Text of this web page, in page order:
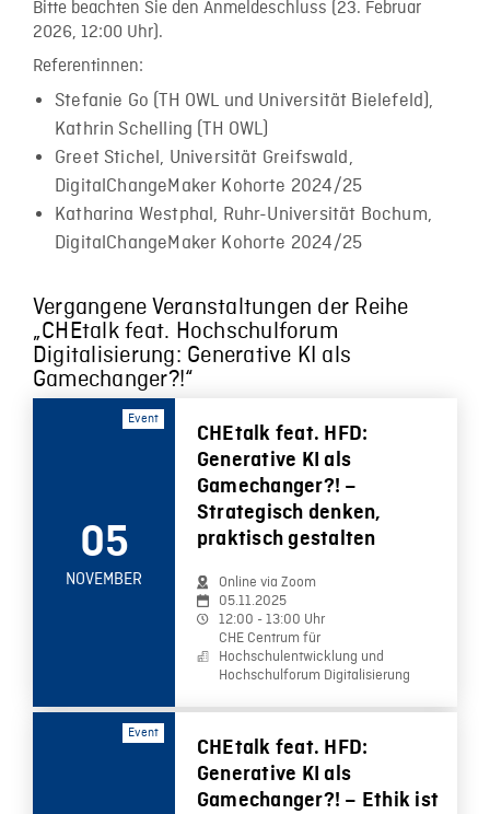
Bitte beachten Sie den Anmeldeschluss (23. Februar
2026, 12:00 Uhr).
Referentinnen:
Stefanie Go (TH OWL und Universität Bielefeld),
Kathrin Schelling (TH OWL)
Greet Stichel, Universität Greifswald,
DigitalChangeMaker Kohorte 2024/25
Katharina Westphal, Ruhr-Universität Bochum,
DigitalChangeMaker Kohorte 2024/25
Vergangene Veranstaltungen der Reihe
„CHEtalk feat. Hochschulforum
Digitalisierung: Generative KI als
Gamechanger?!“
Event
05
NOVEMBER
CHEtalk feat. HFD:
Generative KI als
Gamechanger?! –
Strategisch denken,
praktisch gestalten
Online via Zoom
05.11.2025
12:00 - 13:00 Uhr
CHE Centrum für
Hochschulentwicklung und
Hochschulforum Digitalisierung
Event
CHEtalk feat. HFD:
Generative KI als
Gamechanger?! – Ethik ist